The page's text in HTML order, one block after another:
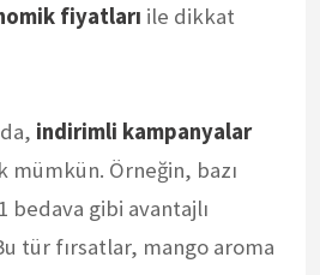
fiyatları ile dikkat
indirimli kampanyalar
mümkün. Örneğin, bazı
bedava gibi avantajlı
tür fırsatlar, mango aroma